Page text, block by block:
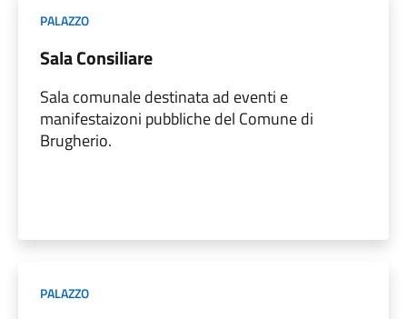
PALAZZO
Sala Consiliare
Sala comunale destinata ad eventi e
manifestaizoni pubbliche del Comune di
Brugherio.
PALAZZO